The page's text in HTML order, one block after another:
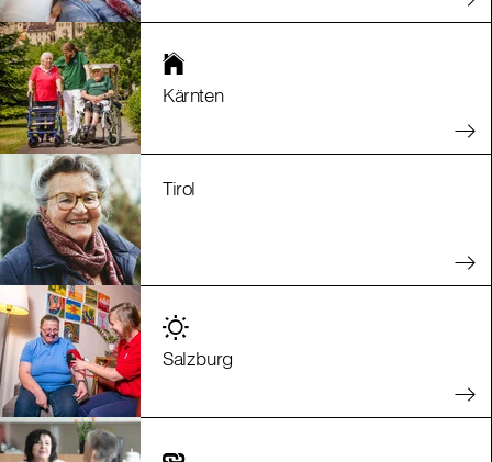
Kärnten
Tirol
Salzburg